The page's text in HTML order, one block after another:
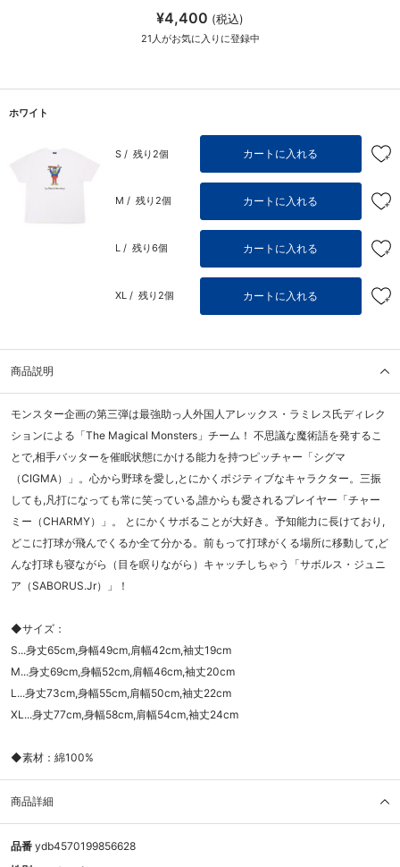
¥4,400 (税込)
21 人がお気に入りに登録中
ホワイト
S / 残り2個 カートに入れる
M / 残り2個 カートに入れる
L / 残り6個 カートに入れる
XL / 残り2個 カートに入れる
商品説明
モンスター企画の第三弾は最強助っ人外国人アレックス・ラミレス氏ディレク
ションによる「The Magical Monsters」チーム！ 不思議な魔術語を発するこ
とで,相手バッターを催眠状態にかける能力を持つピッチャー「シグマ
（CIGMA）」。心から野球を愛し,とにかくポジティブなキャラクター。三振
しても,凡打になっても常に笑っている,誰からも愛されるプレイヤー「チャー
ミー（CHARMY）」。 とにかくサボることが大好き。予知能力に長けており,
どこに打球が飛んでくるか全て分かる。前もって打球がくる場所に移動して,ど
んな打球も寝ながら（目を瞑りながら）キャッチしちゃう「サボルス・ジュニ
ア（SABORUS.Jr）」！
◆サイズ：
S...身丈65cm,身幅49cm,肩幅42cm,袖丈19cm
M...身丈69cm,身幅52cm,肩幅46cm,袖丈20cm
L...身丈73cm,身幅55cm,肩幅50cm,袖丈22cm
XL...身丈77cm,身幅58cm,肩幅54cm,袖丈24cm
◆素材：綿100%
商品詳細
品番 ydb4570199856628